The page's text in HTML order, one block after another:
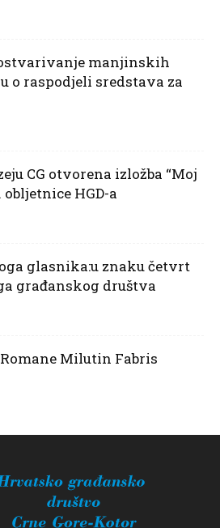
manjinskih
o raspodjeli sredstava za
CG otvorena izložba “Moj
HGD-a
glasnika:u znaku četvrt
građanskog društva
Milutin Fabris